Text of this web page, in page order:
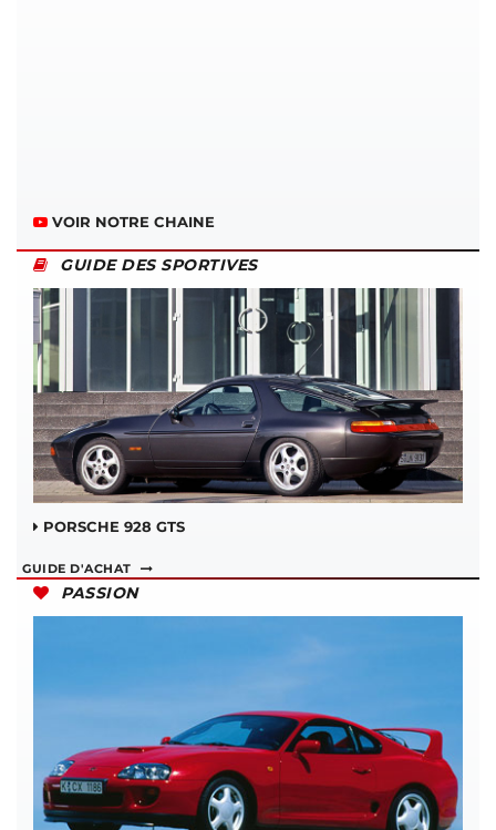
VOIR NOTRE CHAINE
GUIDE DES SPORTIVES
PORSCHE 928 GTS
GUIDE D'ACHAT
PASSION